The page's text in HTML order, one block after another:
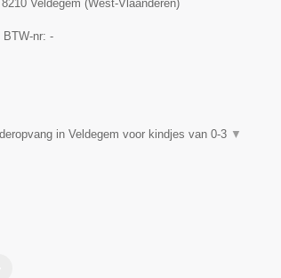
8210 Veldegem (West-Vlaanderen)
BTW-nr: -
in Veldegem voor kindjes van 0-3 ▼